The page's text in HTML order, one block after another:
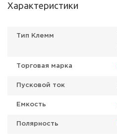
Характеристики
Тип Клемм
Торговая марка
Пусковой ток
Емкость
Полярность